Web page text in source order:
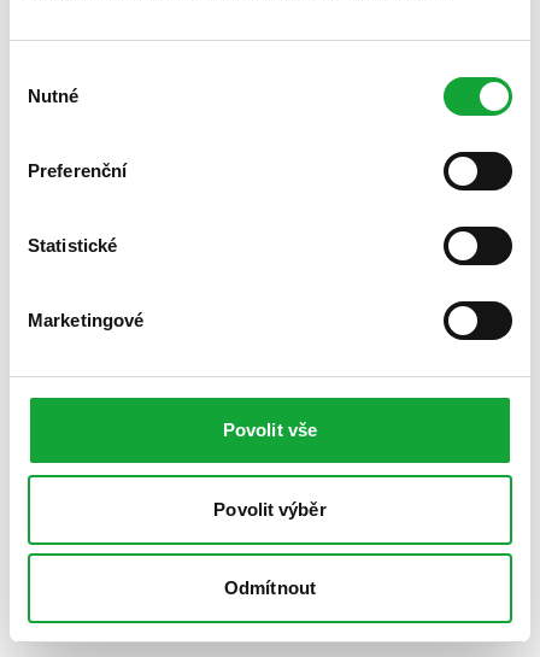
souhlasu
Nutné
Preferenční
Statistické
Marketingové
Povolit vše
Povolit výběr
Odmítnout